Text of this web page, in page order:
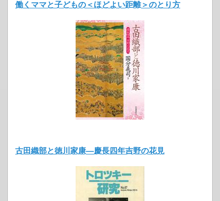
働くママと子どもの＜ほどよい距離＞のとり方
古田織部と徳川家康―慶長四年吉野の花見